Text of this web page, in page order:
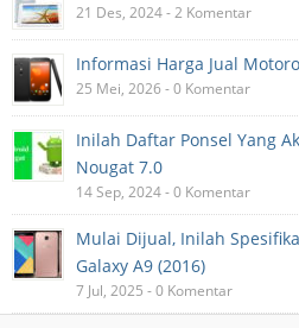
21 Des, 2024 - 2 Komentar
Informasi Harga Jual
25 Mei, 2026 - 0 Komentar
Inilah Daftar Ponsel Yang
Nougat 7.0
14 Sep, 2024 - 0 Komentar
Mulai Dijual, Inilah
Galaxy A9 (2016)
7 Jul, 2025 - 0 Komentar